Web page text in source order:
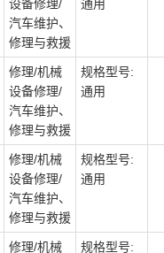
设备修理/
汽车维护、
修理与救援
通用
修理/机械
设备修理/
汽车维护、
修理与救援
规格型号:
通用
修理/机械
设备修理/
汽车维护、
修理与救援
规格型号:
通用
修理/机械 规格型号: